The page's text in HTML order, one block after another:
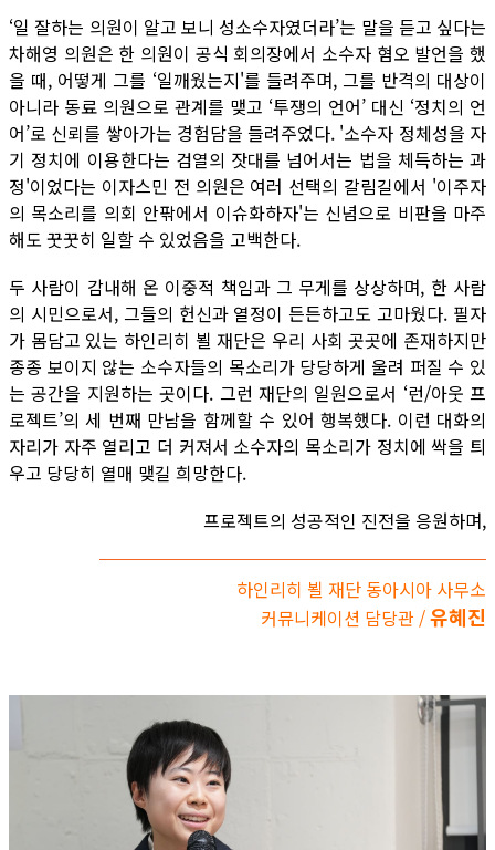
‘일 잘하는 의원이 알고 보니 성소수자였더라’는 말을 듣고 싶다는
차해영 의원은 한 의원이 공식 회의장에서 소수자 혐오 발언을 했
을 때, 어떻게 그를 ‘일깨웠는지'를 들려주며, 그를 반격의 대상이
아니라 동료 의원으로 관계를 맺고 ‘투쟁의 언어’ 대신 ‘정치의 언
어’로 신뢰를 쌓아가는 경험담을 들려주었다. '소수자 정체성을 자
기 정치에 이용한다는 검열의 잣대를 넘어서는 법을 체득하는 과
정'이었다는 이자스민 전 의원은 여러 선택의 갈림길에서 '이주자
의 목소리를 의회 안팎에서 이슈화하자'는 신념으로 비판을 마주
해도 꿋꿋히 일할 수 있었음을 고백한다.
두 사람이 감내해 온 이중적 책임과 그 무게를 상상하며, 한 사람
의 시민으로서, 그들의 헌신과 열정이 든든하고도 고마웠다. 필자
가 몸담고 있는 하인리히 뵐 재단은 우리 사회 곳곳에 존재하지만
종종 보이지 않는 소수자들의 목소리가 당당하게 울려 퍼질 수 있
는 공간을 지원하는 곳이다. 그런 재단의 일원으로서 ‘런/아웃 프
로젝트’의 세 번째 만남을 함께할 수 있어 행복했다. 이런 대화의
자리가 자주 열리고 더 커져서 소수자의 목소리가 정치에 싹을 틔
우고 당당히 열매 맺길 희망한다.
프로젝트의 성공적인 진전을 응원하며,
하인리히 뵐 재단 동아시아 사무소
커뮤니케이션 담당관 /유혜진